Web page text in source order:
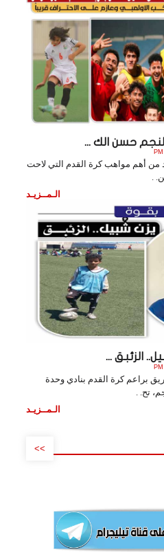
حسن الك ...
من أهم مواهب كرة القدم التي لاحت
.
الـمــزيـد
الزئبق ...
براعم كرة القدم بنادي وحدة
تح. .
الـمــزيـد
>>